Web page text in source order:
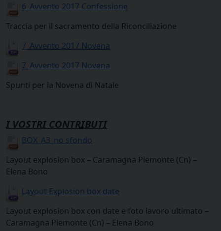
6_Avvento 2017 Confessione
Traccia per il sacramento della Riconciliazione
7_Avvento 2017 Novena
7_Avvento 2017 Novena
Spunti per la Novena di Natale
I VOSTRI CONTRIBUTI
BOX_A3_no sfondo
Layout explosion box – Caramagna Piemonte (Cn) –
Elena Bono
Layout Explosion box date
Layout explosion box con date e foto lavoro ultimato –
Caramagna Piemonte (Cn) – Elena Bono